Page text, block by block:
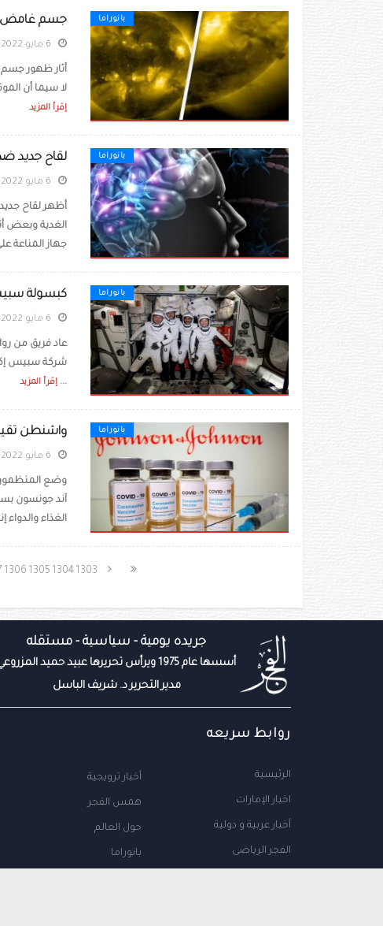
بانوراما جسم غامض
أثار ظهور
لا سيما أن
إقرأ المزيد
بانوراما لقاح جديد
أظهر لقاح
الغدية وبعض
جهاز المناعة
بانوراما كبسولة سبيس إكس
عاد فريق من
شركة سبيس
... إقرأ المزيد
بانوراما واشنطن
آند جونسون
الغذاء والدواء
1303
1304
1305
1306
جريده يومية - سياسية - مستقله
أسسها عام 1975 ويرأس تحريرها عبيد حميد المزروعي
مدير التحرير د. شريف الباسل
روابط سريعه
الرئيسية
اخبار الإمارات
أخبار عربية و دولية
الفجر الرياضى
أخبار ترويجية
همس الفجر
حول العالم
بانوراما